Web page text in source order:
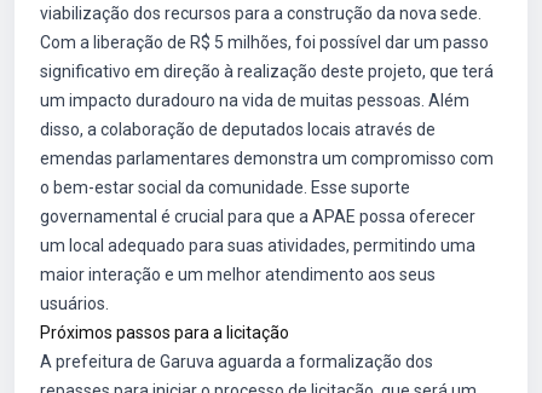
viabilização dos recursos para a construção da nova sede.
Com a liberação de R$ 5 milhões, foi possível dar um passo
significativo em direção à realização deste projeto, que terá
um impacto duradouro na vida de muitas pessoas. Além
disso, a colaboração de deputados locais através de
emendas parlamentares demonstra um compromisso com
o bem-estar social da comunidade. Esse suporte
governamental é crucial para que a APAE possa oferecer
um local adequado para suas atividades, permitindo uma
maior interação e um melhor atendimento aos seus
usuários.
Próximos passos para a licitação
A prefeitura de Garuva aguarda a formalização dos